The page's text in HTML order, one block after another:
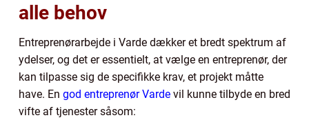
alle behov
Entreprenørarbejde i Varde dækker et bredt spektrum af
ydelser, og det er essentielt, at vælge en entreprenør, der
kan tilpasse sig de specifikke krav, et projekt måtte
have. En god entreprenør Varde vil kunne tilbyde en bred
vifte af tjenester såsom: